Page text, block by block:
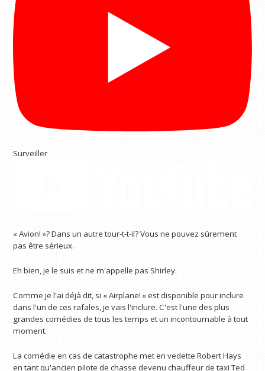
Surveiller
« Avion! »? Dans un autre tour-t-t-il? Vous ne pouvez sûrement
pas être sérieux.
Eh bien, je le suis et ne m'appelle pas Shirley.
Comme je l'ai déjà dit, si « Airplane! » est disponible pour inclure
dans l'un de ces rafales, je vais l'inclure. C'est l'une des plus
grandes comédies de tous les temps et un incontournable à tout
moment.
La comédie en cas de catastrophe met en vedette Robert Hays
en tant qu'ancien pilote de chasse devenu chauffeur de taxi Ted